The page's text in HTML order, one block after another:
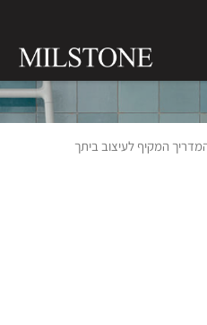
והשראה
המקיף לעיצוב ביתך